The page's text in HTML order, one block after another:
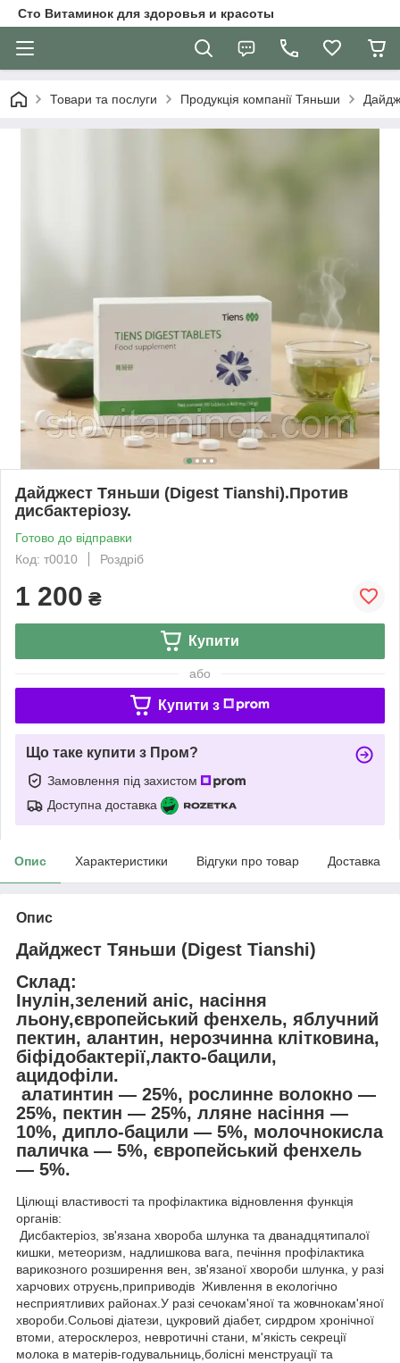
Сто Витаминок для здоровья и красоты
Товари та послуги Продукція компанії Тяньши
Дайджест Тяньши (Digest Tianshi).Против
дисбактеріозу.
Готово до відправки
Код: т0010
Роздріб
1 200 ₴
Купити
або
Купити з
Що таке купити з Пром?
Замовлення під захистом
Доступна доставка
Опис Характеристики Відгуки про товар Доставка
Опис
Дайджест Тяньши (Digest Tianshi)
Склад:
Інулін,зелений аніс, насіння
льону,європейський фенхель, яблучний
пектин, алантин, нерозчинна клітковина,
біфідобактерії,лакто-бацили,
ацидофіли.
алатинтин — 25%, рослинне волокно —
25%, пектин — 25%, лляне насіння —
10%, дипло-бацили — 5%, молочнокисла
паличка — 5%, європейський фенхель
— 5%.
Цілющі властивості та профілактика відновлення функція
органів:
Дисбактеріоз, зв'язана хвороба шлунка та дванадцятипалої
кишки, метеоризм, надлишкова вага, печіння профілактика
варикозного розширення вен, зв'язаної хвороби шлунка, у разі
харчових отруєнь,приприводів Живлення в екологічно
несприятливих районах.У разі сечокам'яної та жовчнокам'яної
хвороби.Сольові діатези, цукровий діабет, сирдром хронічної
втоми, атеросклероз, невротичні стани, м'якість секреції
молока в матерів-годувальниць,болісні менструації та